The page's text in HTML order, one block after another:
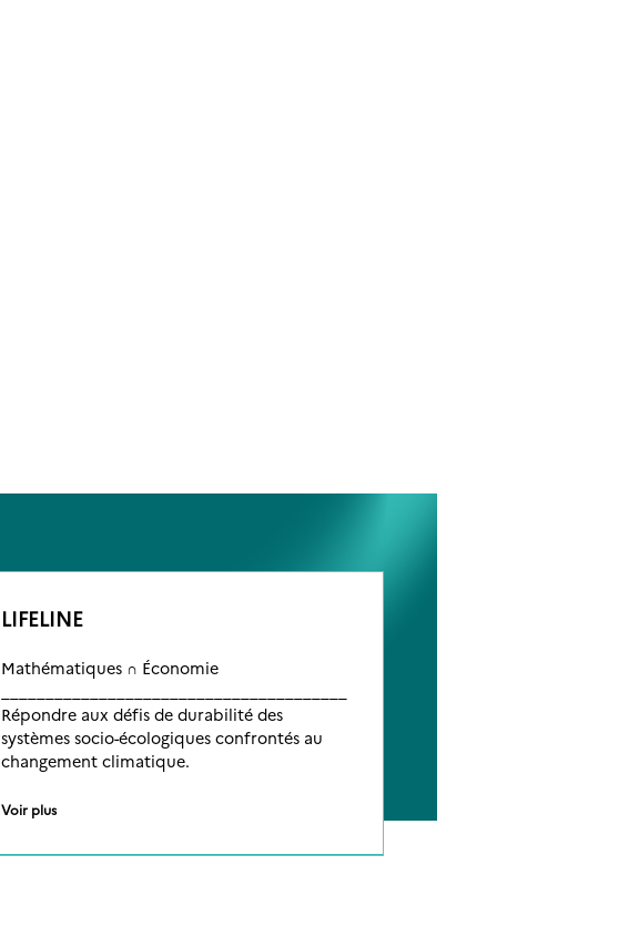
LIFELINE
Mathématiques ∩ Économie
Répondre aux défis de durabilité des
systèmes socio-écologiques confrontés au
changement climatique.
Voir plus